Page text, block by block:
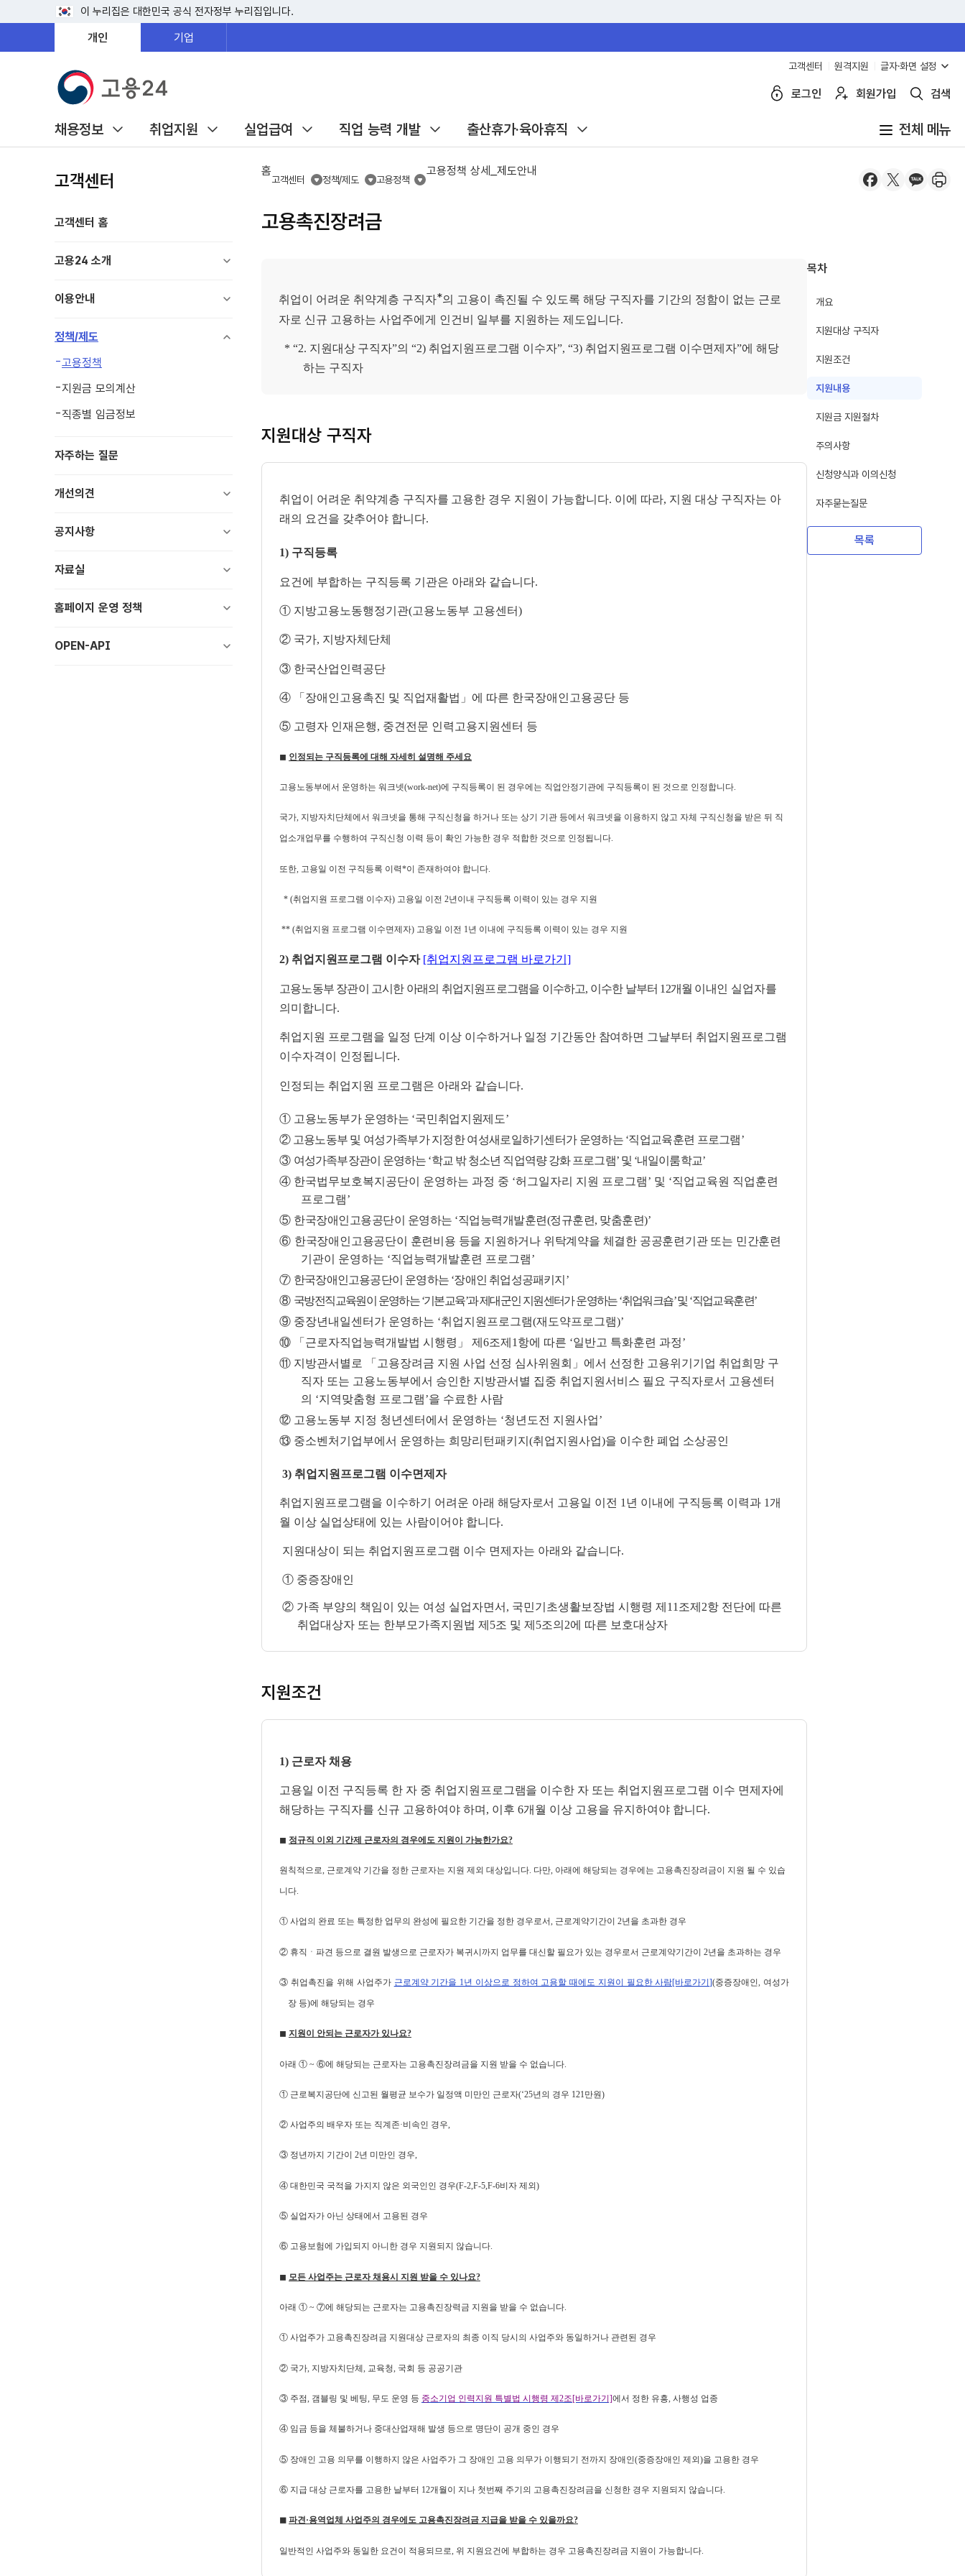
이 누리집은 대한민국 공식 전자정부 누리집입니다.
개인 기업
고객센터 원격지원 글자·화면 설정
로그인 회원가입 검색
채용정보 취업지원 실업급여 직업 능력 개발 출산휴가·육아휴직 전체 메뉴
고객센터
고객센터 홈
고용24 소개
이용안내
정책/제도
고용정책
지원금 모의계산
직종별 임금정보
자주하는 질문
개선의견
공지사항
자료실
홈페이지 운영 정책
OPEN-API
홈
고객센터 정책/제도 고용정책
고용정책 상세_제도안내
페
엑
카
프
고용촉진장려금
목차
개요
지원대상 구직자
지원조건
지원내용
지원금 지원절차
주의사항
신청양식과 이의신청
자주묻는질문
목록
취업이 어려운 취약계층 구직자*의 고용이 촉진될 수 있도록 해당 구직자를 기간의 정함이 없는 근로
자로 신규 고용하는 사업주에게 인건비 일부를 지원하는 제도입니다.
* “2. 지원대상 구직자”의 “2) 취업지원프로그램 이수자”, “3) 취업지원프로그램 이수면제자”에 해당
하는 구직자
지원대상 구직자
취업이 어려운 취약계층 구직자를 고용한 경우 지원이 가능합니다. 이에 따라, 지원 대상구직자는 아
래의 요건을 갖추어야 합니다.
1) 구직등록
요건에 부합하는 구직등록 기관은 아래와 같습니다.
① 지방고용노동행정기관(고용노동부 고용센터)
② 국가, 지방자체단체
③ 한국산업인력공단
④ 「장애인고용촉진 및 직업재활법」에 따른 한국장애인고용공단 등
⑤ 고령자 인재은행, 중견전문 인력고용지원센터 등
◼ 인정되는 구직등록에 대해 자세히 설명해 주세요
고용노동부에서 운영하는 워크넷(work-net)에 구직등록이 된 경우에는 직업안정기관에 구직등록이 된 것으로 인정합니다.
국가, 지방자치단체에서 워크넷을 통해 구직신청을 하거나 또는 상기 기관 등에서 워크넷을 이용하지 않고 자체 구직신청을 받은 뒤 직
업소개업무를 수행하여 구직신청 이력 등이 확인 가능한 경우 적합한 것으로 인정됩니다.
또한, 고용일 이전 구직등록 이력*이 존재하여야 합니다.
* (취업지원 프로그램 이수자) 고용일 이전 2년이내 구직등록 이력이 있는 경우 지원
** (취업지원 프로그램 이수면제자) 고용일 이전 1년 이내에 구직등록 이력이 있는 경우 지원
2) 취업지원프로그램 이수자 [취업지원프로그램 바로가기]
고용노동부 장관이 고시한 아래의 취업지원프로그램을 이수하고, 이수한 날부터 12개월 이내인 실업자를
의미합니다.
취업지원 프로그램을 일정 단계 이상 이수하거나 일정 기간동안 참여하면 그날부터 취업지원프로그램
이수자격이 인정됩니다.
인정되는 취업지원 프로그램은 아래와 같습니다.
① 고용노동부가 운영하는 ‘국민취업지원제도’
② 고용노동부 및 여성가족부가 지정한 여성새로일하기센터가 운영하는 ‘직업교육훈련 프로그램’
③ 여성가족부장관이 운영하는 ‘학교 밖 청소년 직업역량 강화 프로그램’ 및 ‘내일이룸학교’
④ 한국법무보호복지공단이 운영하는 과정 중 ‘허그일자리 지원 프로그램’ 및 ‘직업교육원 직업훈련
프로그램’
⑤ 한국장애인고용공단이 운영하는 ‘직업능력개발훈련(정규훈련, 맞춤훈련)’
⑥ 한국장애인고용공단이 훈련비용 등을 지원하거나 위탁계약을 체결한 공공훈련기관 또는 민간훈련
기관이 운영하는 ‘직업능력개발훈련 프로그램’
⑦ 한국장애인고용공단이 운영하는 ‘장애인 취업성공패키지 ’
⑧ 국방전직교육원이 운영하는‘기본교육’과 제대군인 지원센터가 운영하는‘취업워크숍’및 ‘직업교육훈련’
⑨ 중장년내일센터가 운영하는 ‘취업지원프로그램(재도약프로그램)’
⑩ 「 근로자직업능력개발법 시행령 」 제 6조제 1 항에 따른 ‘일반고 특화훈련 과정’
⑪ 지방관서별로 「 고용장려금 지원 사업 선정 심사위원회 」 에서 선정한 고용위기기업 취업희망 구
직자 또는 고용노동부에서 승인한 지방관서별 집중 취업지원서비스 필요 구직자로서 고용센터
의 ‘지역맞춤형 프로그램’을 수료한 사람
⑫ 고용노동부 지정 청년센터에서 운영하는 ‘청년도전 지원사업’
⑬ 중소벤처기업부에서 운영하는 희망리턴패키지(취업지원사업)을 이수한 폐업 소상공인
3) 취업지원프로그램 이수면제자
취업지원프로그램을 이수하기 어려운 아래 해당자로서 고용일 이전 1년 이내에 구직등록 이력과 1개
월 이상 실업상태에 있는 사람이어야 합니다.
지원대상이 되는 취업지원프로그램 이수 면제자는 아래와 같습니다.
① 중증장애인
② 가족 부양의 책임이 있는 여성 실업자면서, 국민기초생활보장법 시행령 제11조제2항 전단에 따른
취업대상자 또는 한부모가족지원법 제5조 및 제5조의2에 따른 보호대상자
지원조건
1) 근로자 채용
고용일 이전 구직등록 한 자 중 취업지원프로그램을 이수한 자 또는 취업지원프로그램 이수 면제자에
해당하는 구직자를 신규 고용하여야 하며, 이후 6개월 이상 고용을 유지하여야 합니다.
◼ 정규직 이외 기간제 근로자의 경우에도 지원이 가능한가요?
원칙적으로, 근로계약 기간을 정한 근로자는 지원 제외 대상입니다. 다만, 아래에 해당되는 경우에는 고용촉진장려금이 지원 될 수 있습
니다.
① 사업의 완료 또는 특정한 업무의 완성에 필요한 기간을 정한 경우로서, 근로계약기간이 2년을 초과한 경우
② 휴직ㆍ파견 등으로 결원 발생으로 근로자가 복귀시까지 업무를 대신할 필요가 있는 경우로서 근로계약기간이 2년을 초과하는 경우
③ 취업촉진을 위해 사업주가 근로계약 기간을 1년 이상으로 정하여 고용할 때에도 지원이 필요한 사람[바로가기](중증장애인, 여성가
장 등)에 해당되는 경우
◼ 지원이 안되는 근로자가 있나요?
아래 ① ~ ⑥에 해당되는 근로자는 고용촉진장려금을 지원 받을 수 없습니다.
① 근로복지공단에 신고된 월평균 보수가 일정액 미만인 근로자(‘25년의 경우 121만원)
② 사업주의 배우자 또는 직계존·비속인 경우,
③ 정년까지 기간이 2년 미만인 경우,
④ 대한민국 국적을 가지지 않은 외국인인 경우(F-2,F-5,F-6비자 제외)
⑤ 실업자가 아닌 상태에서 고용된 경우
⑥ 고용보험에 가입되지 아니한 경우 지원되지 않습니다.
◼ 모든 사업주는 근로자 채용시 지원 받을 수 있나요?
아래 ① ~ ⑦에 해당되는 근로자는 고용촉진장력금 지원을 받을 수 없습니다.
① 사업주가 고용촉진장려금 지원대상 근로자의 최종 이직 당시의 사업주와 동일하거나 관련된 경우
② 국가, 지방자치단체, 교육청, 국회 등 공공기관
③ 주점, 갬블링 및 베팅, 무도 운영 등 중소기업 인력지원 특별법 시행령 제2조[바로가기]에서 정한 유흥, 사행성 업종
④ 임금 등을 체불하거나 중대산업재해 발생 등으로 명단이 공개 중인 경우
⑤ 장애인 고용 의무를 이행하지 않은 사업주가 그 장애인 고용 의무가 이행되기 전까지 장애인(중증장애인 제외)을 고용한 경우
⑥ 지급 대상 근로자를 고용한 날부터 12개월이 지나 첫번째 주기의 고용촉진장려금을 신청한 경우 지원되지 않습니다.
◼ 파견·용역업체 사업주의 경우에도 고용촉진장려금 지급을 받을 수 있을까요?
일반적인 사업주와 동일한 요건이 적용되므로, 위 지원요건에 부합하는 경우 고용촉진장려금 지원이 가능합니다.